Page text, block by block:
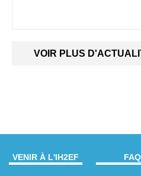
VOIR PLUS
VENIR À L'IH2EF FAQ